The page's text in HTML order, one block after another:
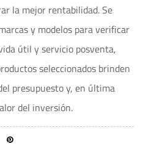
la mejor rentabilidad. Se
y modelos para verificar
útil y servicio posventa,
seleccionados brinden
presupuesto y, en última
del inversión.